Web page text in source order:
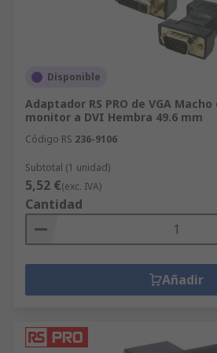
Disponible
Adaptador RS PRO de VGA
monitor a DVI Hembra 49.6 mm
Código RS 236-9106
Subtotal (1 unidad)
5,52 €(exc. IVA)
Cantidad
Añadir